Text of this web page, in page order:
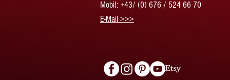
Mobil: +43/ (0) 676 / 524 66 70
​E-Mail >>>